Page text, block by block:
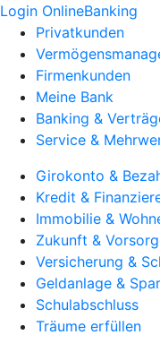
Login OnlineBanking
Privatkunden
Firmenkunden
Meine Bank
Banking &
Service &
Girokonto &
Kredit &
Immobilie &
Zukunft &
Versicherung &
Geldanlage &
Schulabschluss
Träume erfüllen